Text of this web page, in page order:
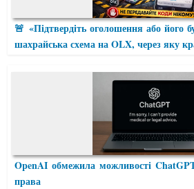
🚨 «Підтвердіть оголошення або його
шахрайська схема на OLX, через яку
OpenAI обмежила можливості
права